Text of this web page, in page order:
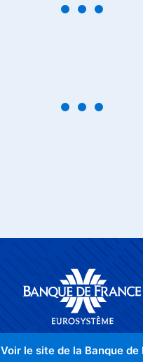
Voir le site de la Banque de